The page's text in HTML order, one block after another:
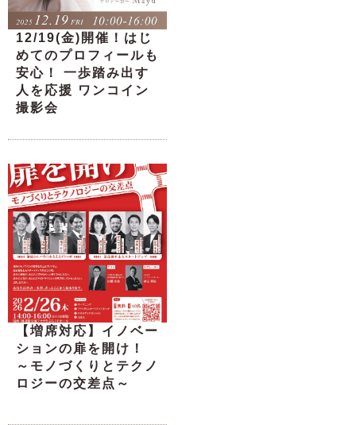
12/19(金)開催！はじ
めてのプロフィールも
安心！ 一歩踏み出す
人を応援 ワンコイン
撮影会
【増席対応】イノベー
ションの扉を開け！
～モノづくりとテクノ
ロジーの交差点～